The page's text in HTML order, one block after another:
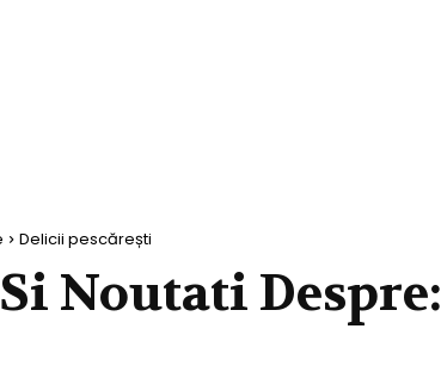
Delicii pescărești
Noutati Despre: